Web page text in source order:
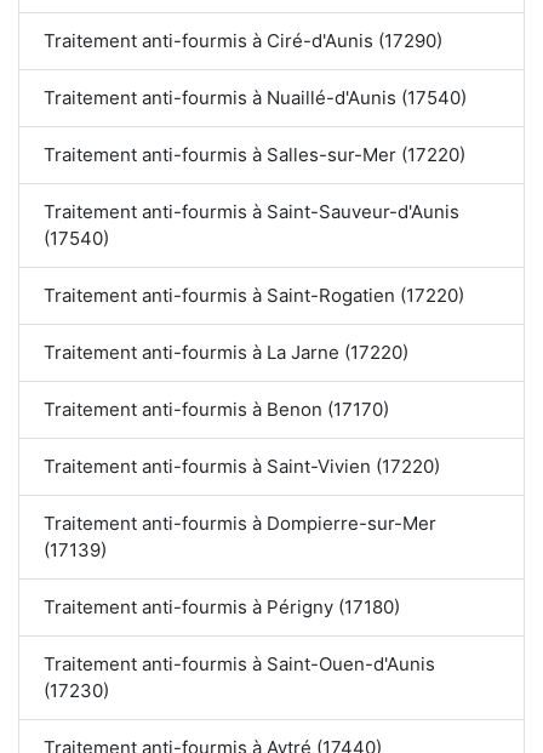
Traitement anti-fourmis à Ciré-d'Aunis (17290)
Traitement anti-fourmis à Nuaillé-d'Aunis (17540)
Traitement anti-fourmis à Salles-sur-Mer (17220)
Traitement anti-fourmis à Saint-Sauveur-d'Aunis
(17540)
Traitement anti-fourmis à Saint-Rogatien (17220)
Traitement anti-fourmis à La Jarne (17220)
Traitement anti-fourmis à Benon (17170)
Traitement anti-fourmis à Saint-Vivien (17220)
Traitement anti-fourmis à Dompierre-sur-Mer
(17139)
Traitement anti-fourmis à Périgny (17180)
Traitement anti-fourmis à Saint-Ouen-d'Aunis
(17230)
Traitement anti-fourmis à Aytré (17440)